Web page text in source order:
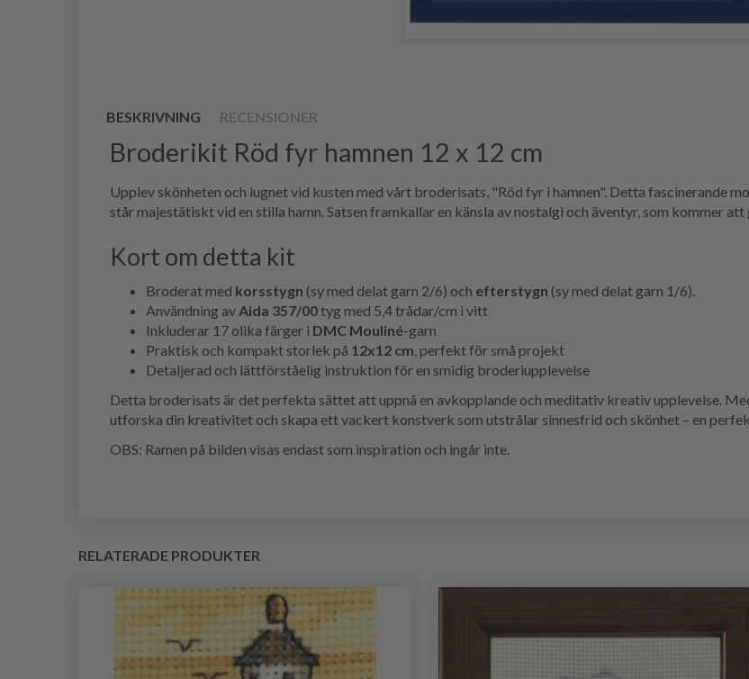
BESKRIVNING RECENSIONER
Broderikit Röd fyr hamnen 12 x 12 cm
Upplev skönheten och lugnet vid kusten med vårt broderisats, "Röd fyr i hamnen". Detta fascinerande
står majestätiskt vid en stilla hamn. Satsen framkallar en känsla av nostalgi och äventyr, som kommer
Kort om detta kit
Broderat med korsstygn (sy med delat garn 2/6) och efterstygn (sy med delat garn 1/6).
Användning avAida 357/00tyg med 5,4 trådar/cm i vitt
Inkluderar 17 olika färger i DMC Mouliné-garn
Praktisk och kompakt storlek på 12x12 cm, perfekt för små projekt
Detaljerad och lättförståelig instruktion för en smidig broderiupplevelse
Detta broderisats är det perfekta sättet att uppnå en avkopplande och meditativ kreativ upplevelse.
utforska din kreativitet och skapa ett vackert konstverk som utstrålar sinnesfrid och skönhet – en
OBS: Ramen på bilden visas endast som inspiration och ingår inte.
RELATERADE PRODUKTER